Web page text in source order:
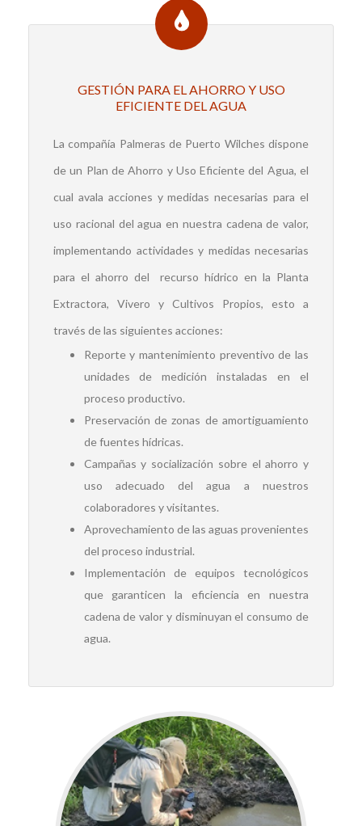
GESTIÓN PARA EL AHORRO Y USO
EFICIENTE DEL AGUA
La compañía Palmeras de Puerto Wilches dispone
de un Plan de Ahorro y Uso Eficiente del Agua, el
cual avala acciones y medidas necesarias para el
uso racional del agua en nuestra cadena de valor,
implementando actividades y medidas necesarias
para el ahorro del recurso hídrico en la Planta
Extractora, Vivero y Cultivos Propios, esto a
través de las siguientes acciones:
Reporte y mantenimiento preventivo de las
unidades de medición instaladas en el
proceso productivo.
Preservación de zonas de amortiguamiento
de fuentes hídricas.
Campañas y socialización sobre el ahorro y
uso adecuado del agua a nuestros
colaboradores y visitantes.
Aprovechamiento de las aguas provenientes
del proceso industrial.
Implementación de equipos tecnológicos
que garanticen la eficiencia en nuestra
cadena de valor y disminuyan el consumo de
agua.